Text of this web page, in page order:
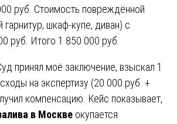
руб. Стоимость повреждённой
шкаф-купе, диван) с
руб. Итого 1 850 000 руб.
принял моё заключение, взыскал 1
на экспертизу (20 000 руб. +
компенсацию. Кейс показывает,
в Москве окупается